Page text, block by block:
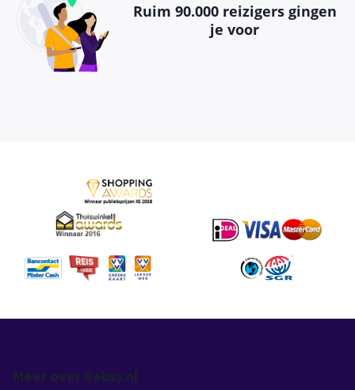
Ruim 90.000 reizigers gingen
je voor
Meer over Bebsy.nl